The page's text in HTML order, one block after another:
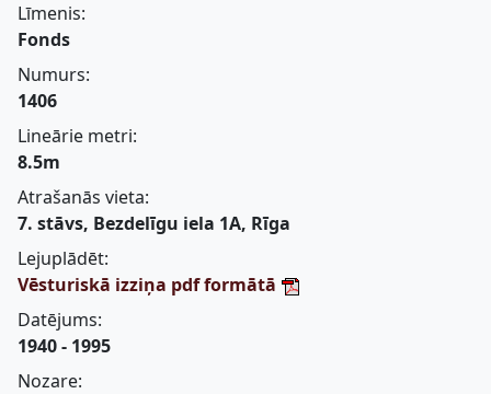
Līmenis:
Fonds
Numurs:
1406
Lineārie metri:
8.5m
Atrašanās vieta:
7. stāvs, Bezdelīgu iela 1A, Rīga
Lejuplādēt:
Vēsturiskā izziņa pdf formātā
Datējums:
1940 - 1995
Nozare: